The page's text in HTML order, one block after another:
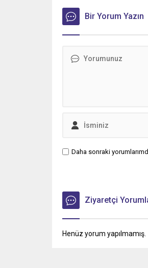
Bir Yorum Yazın
Daha sonraki
Ziyaretçi
Henüz yorum yapılmamış.